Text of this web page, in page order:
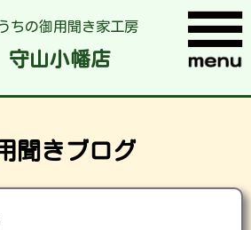
ちの御用聞き家工房
守山小幡店
聞きブログ